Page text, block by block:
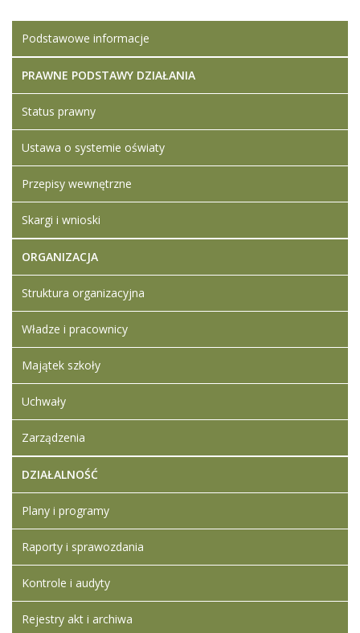
Podstawowe informacje
PRAWNE PODSTAWY DZIAŁANIA
Status prawny
Ustawa o systemie oświaty
Przepisy wewnętrzne
Skargi i wnioski
ORGANIZACJA
Struktura organizacyjna
Władze i pracownicy
Majątek szkoły
Uchwały
Zarządzenia
DZIAŁALNOŚĆ
Plany i programy
Raporty i sprawozdania
Kontrole i audyty
Rejestry akt i archiwa